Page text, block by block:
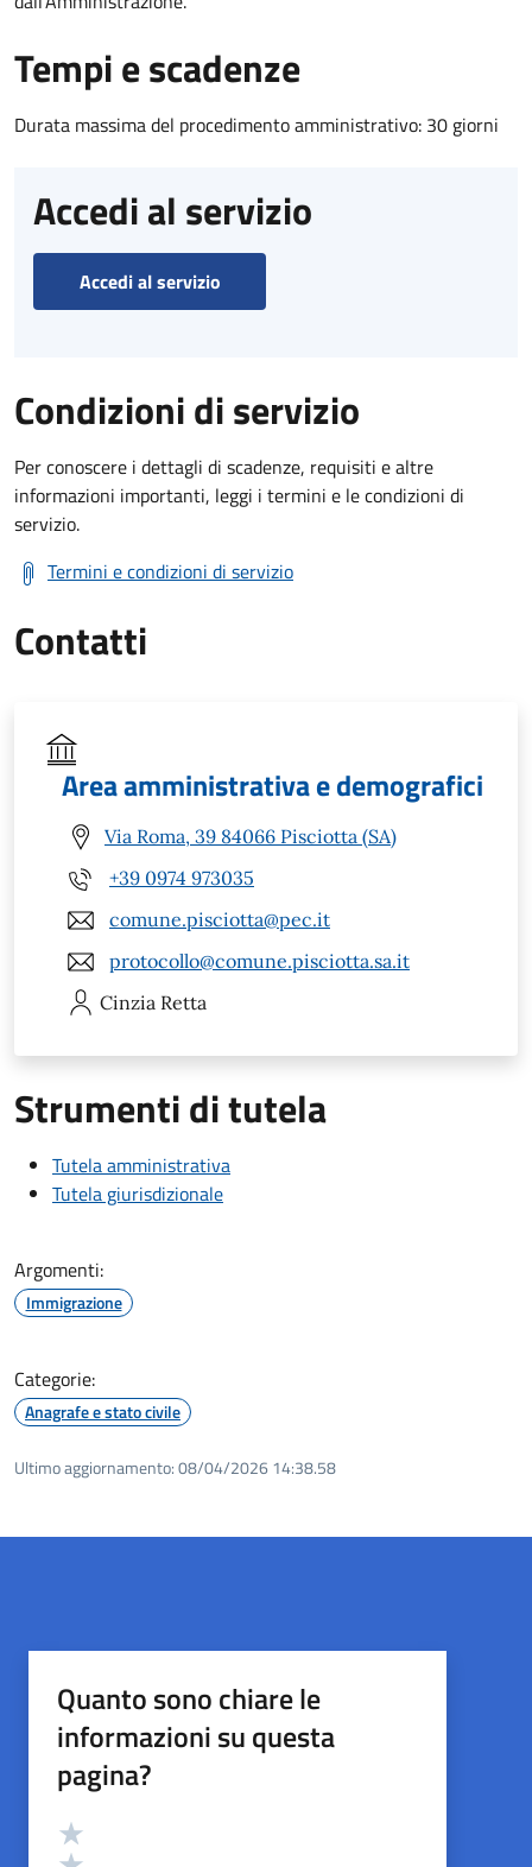
Tempi e scadenze
Durata massima del procedimento amministrativo: 30 giorni
Accedi al servizio
Accedi al servizio
Condizioni di servizio
Per conoscere i dettagli di scadenze, requisiti e altre
informazioni importanti, leggi i termini e le condizioni di
servizio.
Termini e condizioni di servizio
Contatti
Area amministrativa e demografici
Via Roma, 39 84066 Pisciotta (SA)
+39 0974 973035
comune.pisciotta@pec.it
protocollo@comune.pisciotta.sa.it
Cinzia Retta
Strumenti di tutela
Tutela amministrativa
Tutela giurisdizionale
Argomenti:
Immigrazione
Categorie:
Anagrafe e stato civile
Ultimo aggiornamento:08/04/2026 14:38.58
Quanto sono chiare le
informazioni su questa
pagina?
Valutazione